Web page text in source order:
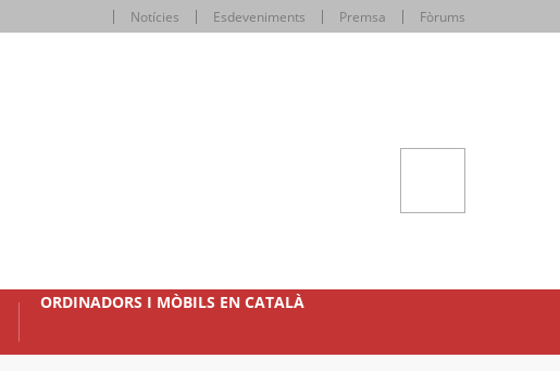
Notícies Esdeveniments Premsa Fòrums
ORDINADORS I MÒBILS EN CATALÀ